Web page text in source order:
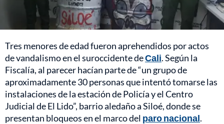
Tres menores de edad fueron aprehendidos por actos
de vandalismo en el suroccidente deCali. Según la
Fiscalía, al parecer hacían parte de “un grupo de
aproximadamente 30 personas que intentó tomarse las
instalaciones de la estación de Policía y el Centro
Judicial de El Lido”, barrio aledaño a Siloé, donde se
presentan bloqueos en el marco del paro nacional.